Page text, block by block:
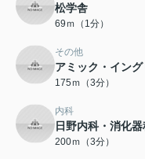
松学舎
69ｍ（1分）
その他
アミック・イン
175ｍ（3分）
内科
日野内科・消化器
200ｍ（3分）